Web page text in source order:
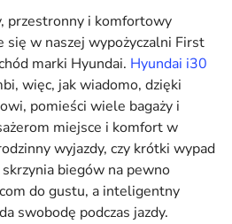
przestronny i komfortowy
się w naszej wypożyczalni First
marki Hyundai. Hyundai i30
więc, jak wiadomo, dzięki
pomieści wiele bagaży i
miejsce i komfort w
wyjazdy, czy krótki wypad
biegów na pewno
do gustu, a inteligentny
swobodę podczas jazdy.